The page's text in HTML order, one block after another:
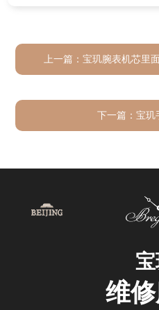
上一篇： 宝玑腕表机芯里
下一篇： 宝玑
维